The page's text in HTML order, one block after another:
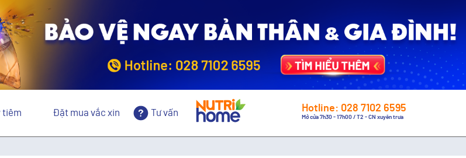
tiêm Đặt mua vắc xin Tư vấn Hotline: 028 7102 6595
Mở cửa 7h30 - 17h00 / T2 - CN xuyên trưa